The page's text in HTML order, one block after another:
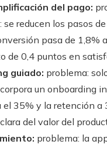
del pago:
reducen los pasos
pasa de 1,8%
de 0,4 puntos en
guiado: problema:
un onboarding
35% y la retención
del valor del
problema: la